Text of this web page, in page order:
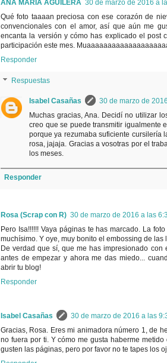
ANA MARIA AGUILERA 30 de marzo de 2016 a
Qué foto taaaan preciosa con ese corazón de
convencionales con el amor, así que aún me
encanta la versión y cómo has explicado el post
participación este mes.
Responder
Respuestas
Isabel Casañas
30 de marzo de
Muchas gracias, Ana. Decidí no utilizar
creo que se puede transmitir igualmente
porque ya rezumaba suficiente cursilería
rosa, jajaja. Gracias a vosotras por el
los meses.
Responder
Rosa (Scrap con R) 30 de marzo de 2016 a las
Pero Isa!!!!!! Vaya páginas te has marcado. La
muchísimo. Y oye, muy bonito el embossing de
De verdad que sí, que me has impresionado
antes de empezar y ahora me das miedo...
abrir tu blog!
Responder
Isabel Casañas
30 de marzo de 2016 a las
Gracias, Rosa. Eres mi animadora número 1, de
no fuera por ti. Y cómo me gusta haberme
gusten las páginas, pero por favor no te tapes los